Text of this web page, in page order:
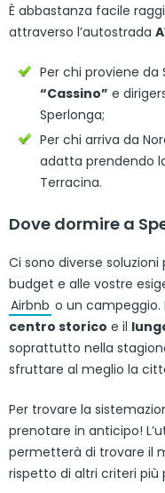
È abbastanza facile
attraverso l’autostrada
Per chi proviene da
“Cassino” e
Sperlonga;
Per chi arriva da
adatta prendendo
Terracina.
Dove dormire a
Ci sono diverse
budget e alle vostre
Airbnb o un campeggio.
centro storico e il
soprattutto nella
sfruttare al meglio la
Per trovare la
prenotare in anticipo!
permetterà di trovare il
rispetto di altri criteri più